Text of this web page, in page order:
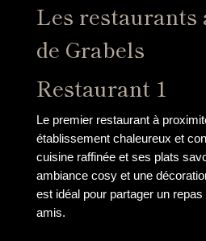
Les
de Grabels
Restaurant 1
Le premier restaurant à
établissement chaleureux et
cuisine raffinée et ses plats
ambiance cosy et une
est idéal pour partager un
amis.